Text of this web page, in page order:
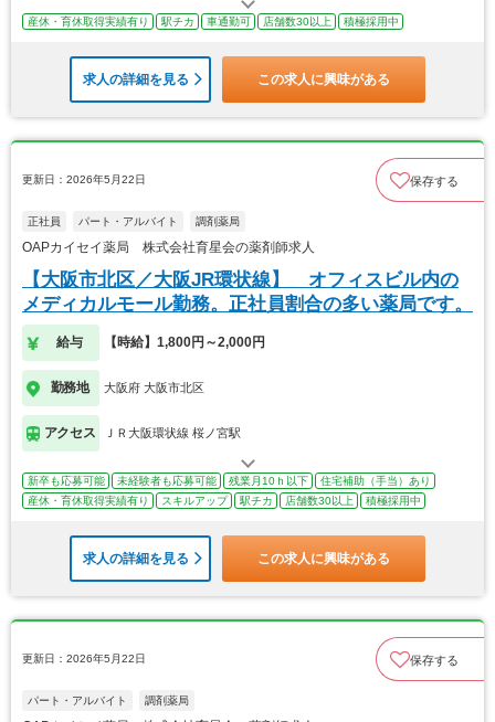
産休・育休取得実績有り 駅チカ 車通勤可 店舗数30以上 積極採用中
求人の詳細を見る この求人に興味がある
更新日：2026年5月22日 保存する
正社員 パート・アルバイト 調剤薬局
OAPカイセイ薬局 株式会社育星会の薬剤師求人
【大阪市北区／大阪JR環状線】 オフィスビル内の
メディカルモール勤務。正社員割合の多い薬局です。
給与 【時給】1,800円～2,000円
勤務地 大阪府 大阪市北区
アクセス ＪＲ大阪環状線 桜ノ宮駅
新卒も応募可能 未経験者も応募可能 残業月10ｈ以下
住宅補助（手当）あり
産休・育休取得実績有り
スキルアップ 駅チカ 店舗数30以上 積極採用中
求人の詳細を見る この求人に興味がある
更新日：2026年5月22日 保存する
パート・アルバイト 調剤薬局